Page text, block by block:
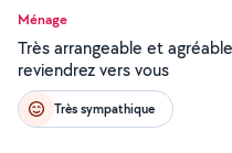
Ménage
Très arrangeable et
reviendrez vers vous
Très sympathique